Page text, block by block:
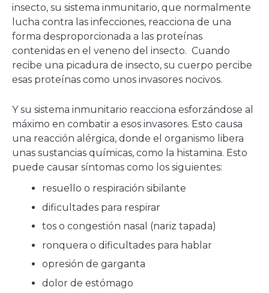
insecto, su sistema inmunitario, que normalmente
lucha contra las infecciones, reacciona de una
forma desproporcionada a las proteínas
contenidas en el veneno del insecto. Cuando
recibe una picadura de insecto, su cuerpo percibe
esas proteínas como unos invasores nocivos.
Y su sistema inmunitario reacciona esforzándose al
máximo en combatir a esos invasores. Esto causa
una reacción alérgica, donde el organismo libera
unas sustancias químicas, como la histamina. Esto
puede causar síntomas como los siguientes:
resuello o respiración sibilante
dificultades para respirar
tos o congestión nasal (nariz tapada)
ronquera o dificultades para hablar
opresión de garganta
dolor de estómago